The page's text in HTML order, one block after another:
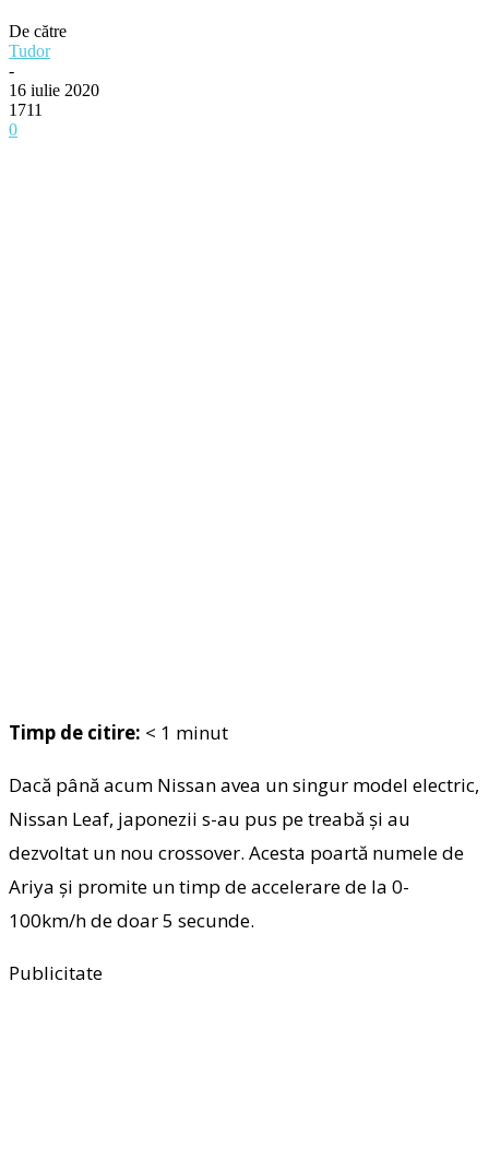
De către
Tudor
-
16 iulie 2020
1711
0
Timp de citire: < 1 minut
Dacă până acum Nissan avea un singur model electric,
Nissan Leaf, japonezii s-au pus pe treabă și au
dezvoltat un nou crossover. Acesta poartă numele de
Ariya și promite un timp de accelerare de la 0-
100km/h de doar 5 secunde.
Publicitate